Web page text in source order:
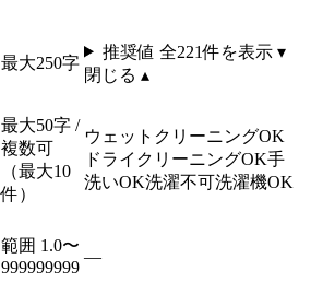
最大250字
推奨値 全221件を表示 ▾
閉じる ▴
最大50字 /
複数可
（最大10
件）
ウェットクリーニングOK
ドライクリーニングOK手
洗いOK洗濯不可洗濯機OK
範囲 1.0〜
999999999
—